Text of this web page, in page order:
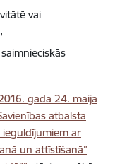
vai
gada 24. maija
atbalsta
ieguldījumiem ar
un attīstīšanā”